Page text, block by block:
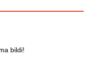
bildi!